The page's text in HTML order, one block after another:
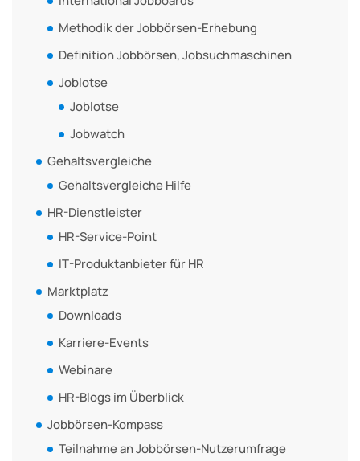
Methodik der Jobbörsen-Erhebung
Definition Jobbörsen, Jobsuchmaschinen
Joblotse
Joblotse
Jobwatch
Gehaltsvergleiche
Gehaltsvergleiche Hilfe
HR-Dienstleister
HR-Service-Point
IT-Produktanbieter für HR
Marktplatz
Downloads
Karriere-Events
Webinare
HR-Blogs im Überblick
Jobbörsen-Kompass
Teilnahme an Jobbörsen-Nutzerumfrage